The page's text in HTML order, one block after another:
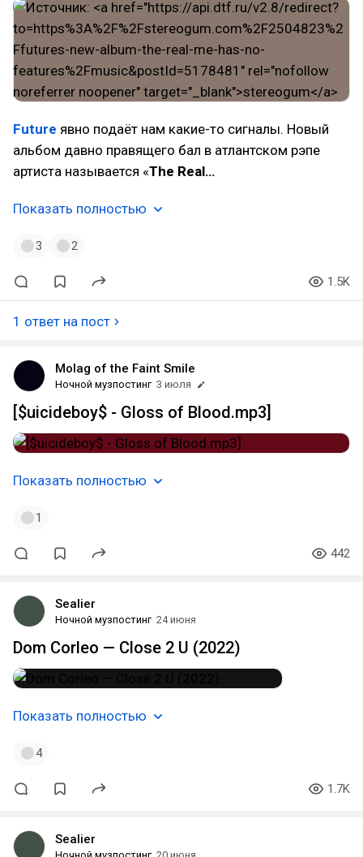
Future явно подаёт нам какие-то сигналы. Новый
альбом давно правящего бал в атлантском рэпе
артиста называется «The Real…
Показать полностью
3 2
1.5K
1 ответ на пост
Molag of the Faint Smile
Ночной музпостинг 3 июля
[$uicideboy$ - Gloss of Blood.mp3]
Показать полностью
1
442
Sealier
Ночной музпостинг 24 июня
Dom Corleo — Close 2 U (2022)
Показать полностью
4
1.7K
Sealier
Ночной музпостинг 20 июня